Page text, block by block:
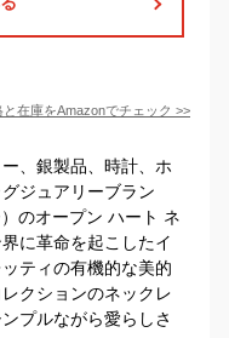
と在庫をAmazonでチェック >>
、銀製品、時計、ホ
ジュアリーブラン
のオープン ハート ネ
に革命を起こしたイ
ティの有機的な美的
クションのネックレ
プルながら愛らしさ